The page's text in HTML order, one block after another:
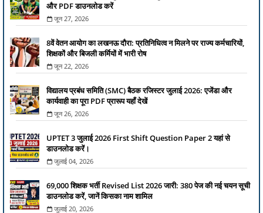
और PDF डाउनलोड करें
जून 27, 2026
8वें वेतन आयोग का लखनऊ दौरा: प्रतिनिधित्व न मिलने पर राज्य कर्मचारियों,
शिक्षकों और बिजली कर्मियों में भारी रोष
जून 22, 2026
विद्यालय प्रबंध समिति (SMC) बैठक रजिस्टर जुलाई 2026: एजेंडा और
कार्यवाही का पूरा PDF प्रारूप यहाँ देखें
जून 26, 2026
UPTET 3 जुलाई 2026 First Shift Question Paper 2 यहां से
डाउनलोड करें।
जुलाई 04, 2026
69,000 शिक्षक भर्ती Revised List 2026 जारी: 380 पेज की नई चयन सूची
डाउनलोड करें, जानें किसका नाम शामिल
जुलाई 20, 2026